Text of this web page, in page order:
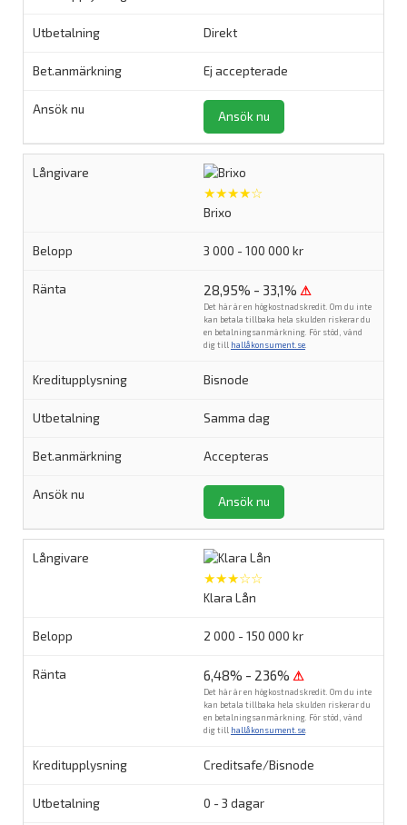
Direkt
Ej accepterade
Ansök nu
★★★★☆
Brixo
3 000 - 100 000 kr
28,95% - 33,1% ⚠
Det här är en högkostnadskredit. Om du inte
kan betala tillbaka hela skulden riskerar du
en betalningsanmärkning. För stöd, vänd
dig till hallåkonsument.se
Bisnode
Samma dag
Accepteras
Ansök nu
★★★☆☆
Klara Lån
2 000 - 150 000 kr
6,48% - 236% ⚠
Det här är en högkostnadskredit. Om du inte
kan betala tillbaka hela skulden riskerar du
en betalningsanmärkning. För stöd, vänd
dig till hallåkonsument.se
Creditsafe/Bisnode
0 - 3 dagar